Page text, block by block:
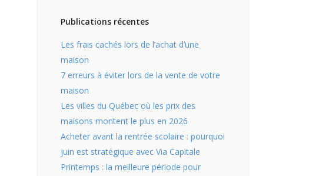
Publications récentes
Les frais cachés lors de l’achat d’une
maison
7 erreurs à éviter lors de la vente de votre
maison
Les villes du Québec où les prix des
maisons montent le plus en 2026
Acheter avant la rentrée scolaire : pourquoi
juin est stratégique avec Via Capitale
Printemps : la meilleure période pour